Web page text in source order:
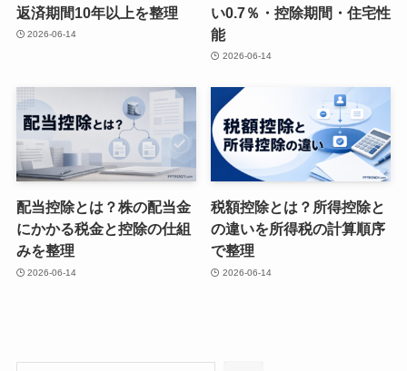
返済期間10年以上を整理
2026-06-14
い0.7％・控除期間・住宅性
能
2026-06-14
配当控除とは？株の配当金
にかかる税金と控除の仕組
みを整理
2026-06-14
税額控除とは？所得控除と
の違いを所得税の計算順序
で整理
2026-06-14